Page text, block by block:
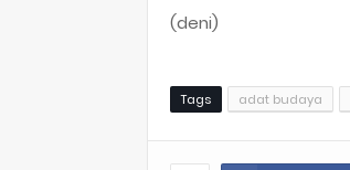
(deni)
Tags adat budaya